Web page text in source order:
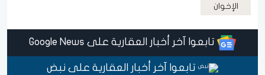
الإخوان
تابعوا آخر أخبار العقارية على Google News
تابعوا آخر أخبار العقارية على نبض